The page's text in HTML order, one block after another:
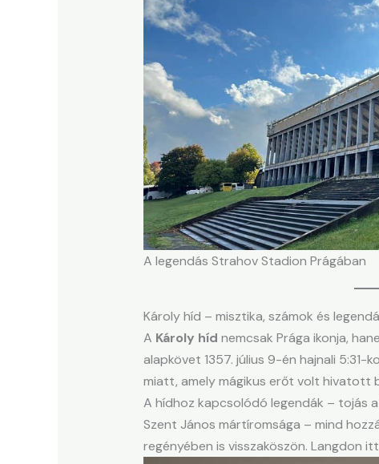
A legendás Strahov Stadion Prágában
Károly híd – misztika, számok és
A Károly híd nemcsak Prága ikonja,
alapkövet 1357. július 9-én hajnali
miatt, amely mágikus erőt volt hivatott
A hídhoz kapcsolódó legendák – tojás
Szent János mártíromsága – mind
regényében is visszaköszön. Langdon